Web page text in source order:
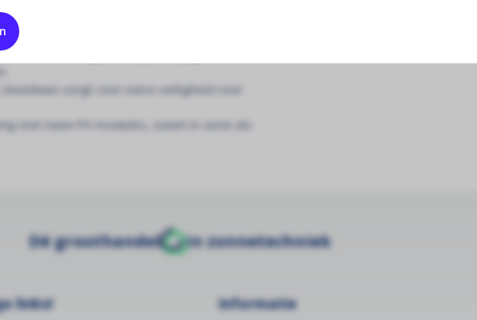
via één enkele bout.
monitoring voor nauwkeurige
shutdown zorgt voor extra veiligheid voor
met twee PV-modules, zowel in serie als
Dé groothandel in zonnetechniek
links! Informatie